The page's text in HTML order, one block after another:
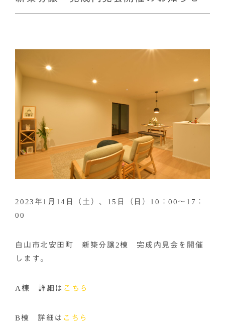
2023年1月14日（土）、15日（日）10：00～17：
00
白山市北安田町 新築分譲2棟 完成内見会を開催
します。
A棟 詳細は こちら
B棟 詳細は こちら